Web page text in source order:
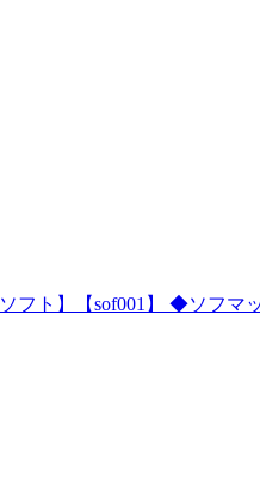
フト】【sof001】 ◆ソフマ